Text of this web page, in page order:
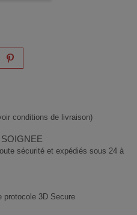
conditions de livraison)
sécurité et expédiés sous 24 à
protocole 3D Secure